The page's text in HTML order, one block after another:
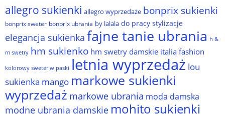
allegro sukienki allegro wyprzedaże bonprix sukienki
bonprix sweter bonprix ubrania by lalala do pracy stylizacje
elegancja sukienka fajne tanie ubrania h &
m swetry hm sukienko hm swetry damskie italia fashion
kolorowy sweter w paski letnia wyprzedaż lou
sukienka mango markowe sukienki
wyprzedaż markowe ubrania moda damska
modne ubrania damskie mohito sukienki